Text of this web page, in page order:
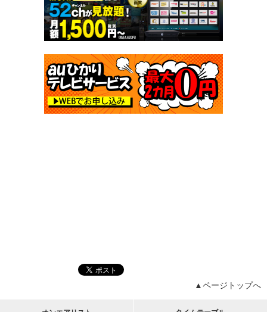
▲ページトップへ